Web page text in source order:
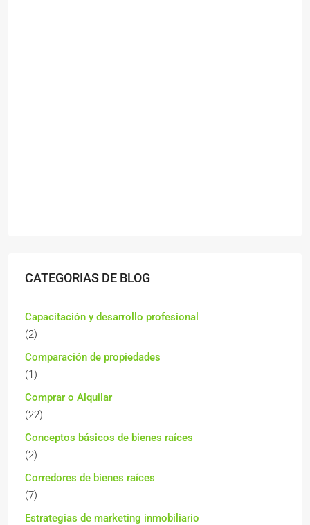
CATEGORIAS DE BLOG
Capacitación y desarrollo profesional
(2)
Comparación de propiedades
(1)
Comprar o Alquilar
(22)
Conceptos básicos de bienes raíces
(2)
Corredores de bienes raíces
(7)
Estrategias de marketing inmobiliario